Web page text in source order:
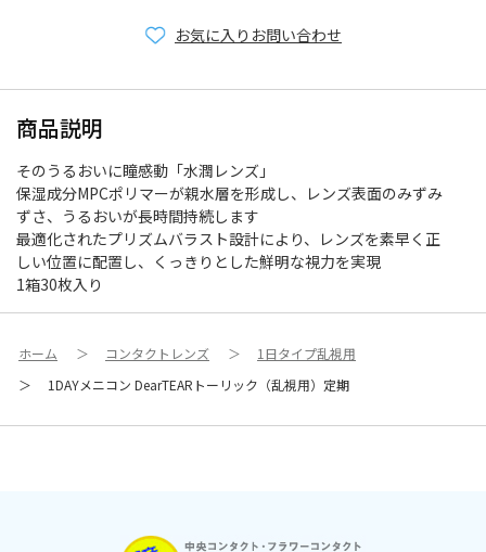
お問い合わせ
お気に入り
商品説明
そのうるおいに瞳感動「水潤レンズ」
保湿成分MPCポリマーが親水層を形成し、レンズ表面のみずみ
ずさ、うるおいが長時間持続します
最適化されたプリズムバラスト設計により、レンズを素早く正
しい位置に配置し、くっきりとした鮮明な視力を実現
1箱30枚入り
ホーム ＞ コンタクトレンズ ＞
1日タイプ乱視用
＞
1DAYメニコン DearTEARトーリック（乱視用）定期